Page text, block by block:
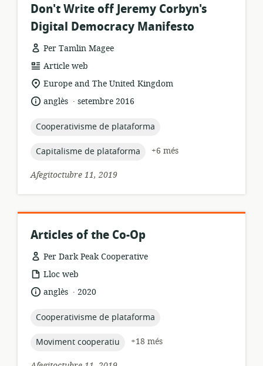
Don't Write off Jeremy Corbyn's
Digital Democracy Manifesto
Per Tamlin Magee
format
dels
recursos:
Article web
ubicació
rellevant:
Europe and The United Kingdom
idioma:
anglès .
data
publicació:
setembre 2016
topic:
Cooperativisme de plataforma
topic:
Capitalisme de plataforma
+6 més
Afegitoctubre 11, 2019
Articles of the Co-Op
Per Dark Peak Cooperative
format
recursos:
Lloc web
idioma:
anglès .
data
publicació:
2020
topic:
Cooperativisme de plataforma
topic:
Moviment cooperatiu
+18 més